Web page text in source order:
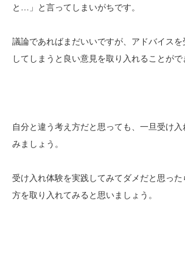
と…」と言ってしまいがちです。
議論であればまだいいですが、アドバイス
してしまうと良い意見を取り入れることがで
自分と違う考え方だと思っても、一旦受け
みましょう。
受け入れ体験を実践してみてダメだと思った
方を取り入れてみると思いましょう。